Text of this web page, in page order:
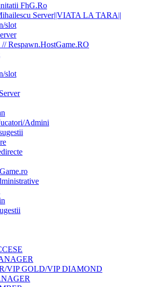
FhG.Ro
Server||VIATA LA TARA||
slot
Respawn.HostGame.RO
slot
Admini
VIP GOLD/VIP DIAMOND